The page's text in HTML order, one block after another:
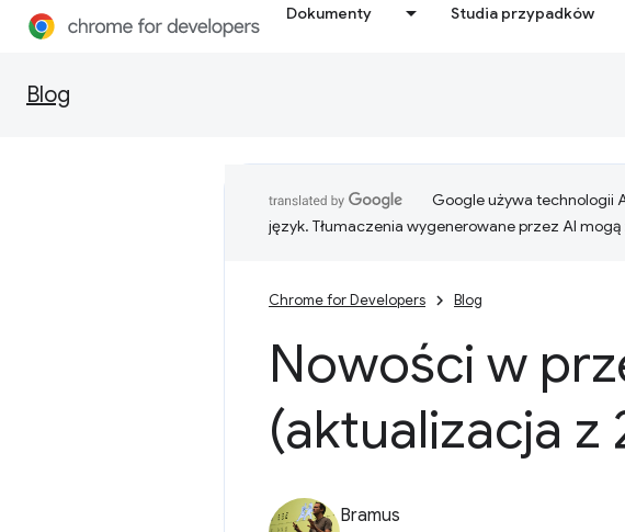
Dokumenty Studia przypadków
Blog
Google używa technologii
język. Tłumaczenia wygenerowane przez AI mogą
Chrome for Developers Blog
Nowości w
(aktualizacja z
Bramus